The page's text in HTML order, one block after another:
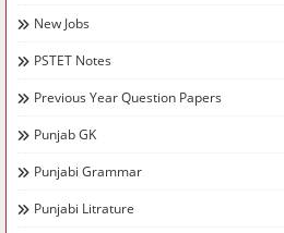
New Jobs
PSTET Notes
Previous Year Question Papers
Punjab GK
Punjabi Grammar
Punjabi Litrature